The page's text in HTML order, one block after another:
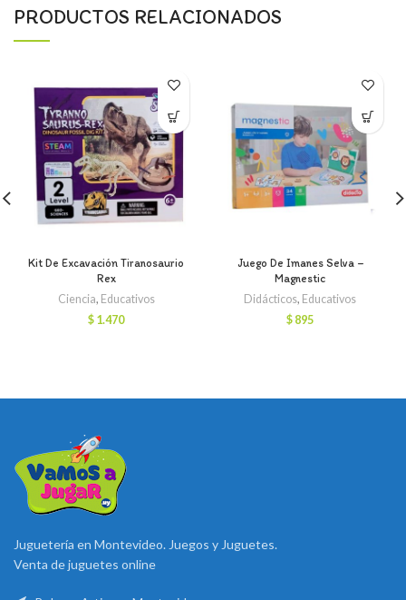
PRODUCTOS RELACIONADOS
Kit De Excavación Tiranosaurio
Rex
Ciencia, Educativos
$ 1.470
Juego De Imanes Selva –
Magnestic
Didácticos, Educativos
$ 895
Juguetería en Montevideo. Juegos y Juguetes.
Venta de juguetes online